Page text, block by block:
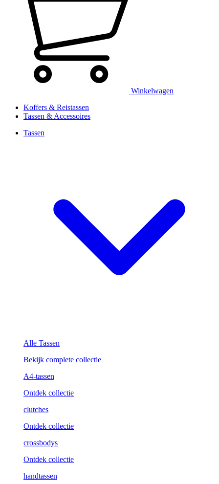
Winkelwagen
Koffers & Reistassen
Tassen & Accessoires
Tassen
Alle Tassen
Bekijk complete collectie
A4-tassen
Ontdek collectie
clutches
Ontdek collectie
crossbodys
Ontdek collectie
handtassen